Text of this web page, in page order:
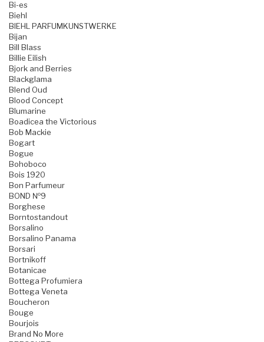
Bi-es
Biehl
BIEHL PARFUMKUNSTWERKE
Bijan
Bill Blass
Billie Eilish
Bjork and Berries
Blackglama
Blend Oud
Blood Concept
Blumarine
Boadicea the Victorious
Bob Mackie
Bogart
Bogue
Bohoboco
Bois 1920
Bon Parfumeur
BOND №9
Borghese
Borntostandout
Borsalino
Borsalino Panama
Borsari
Bortnikoff
Botanicae
Bottega Profumiera
Bottega Veneta
Boucheron
Bouge
Bourjois
Brand No More